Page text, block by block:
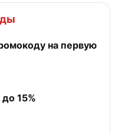
на первую
15%